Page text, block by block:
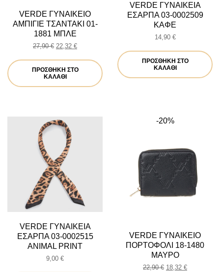
VERDE ΓΥΝΑΙΚΕΙΟ
ΑΜΠΙΓΙΕ ΤΣΑΝΤΑΚΙ 01-
1881 ΜΠΛΕ
27,90€ Original
27,90 €.
22,32 €Η
22,32 €.
ΠΡΟΣΘΉΚΗ ΣΤΟ
ΚΑΛΆΘΙ
VERDE ΓΥΝΑΙΚΕΙΑ
ΕΣΑΡΠΑ 03-0002509
ΚΑΦΕ
14,90 €
ΠΡΟΣΘΉΚΗ ΣΤΟ
ΚΑΛΆΘΙ
VERDE ΓΥΝΑΙΚΕΙΑ
ΕΣΑΡΠΑ 03-0002515
ANIMAL PRINT
9,00 €
-20%
VERDE ΓΥΝΑΙΚΕΙΟ
ΠΟΡΤΟΦΟΛΙ 18-1480
ΜΑΥΡΟ
22,90€ Original
18,32 €Η